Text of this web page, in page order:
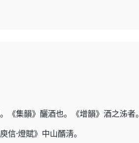
《集韻》釃酒也。《增韻》酒之泲者。
·燈賦》中山醑淸。